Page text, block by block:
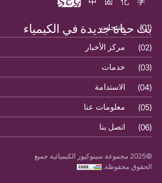
بث حياة جديدة في الكيمياء(01) منتجات
(02)
مركز الأخبار
(03)
خدمات
(04)
الاستدامة
(05)
معلومات عنا
(06)
اتصل بنا
©2025 مجموعة سينوكيور الكيميائية جميع
الحقوق محفوظة.